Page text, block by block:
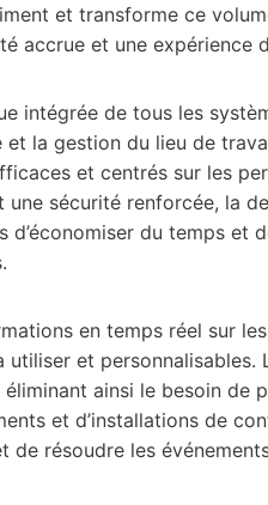
et transforme ce
accrue et une expérience
intégrée de tous les
et la gestion du lieu de
et centrés sur les
sécurité renforcée, la
du temps et
en temps réel sur
et
ainsi le besoin de
et d’installations de
résoudre les